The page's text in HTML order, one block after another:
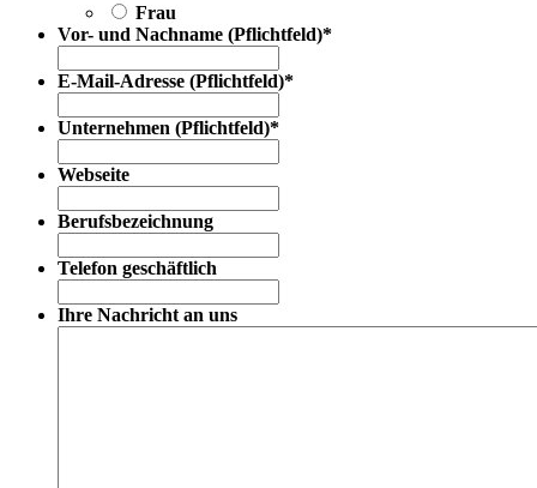
Frau
Vor- und Nachname (Pflichtfeld)*
E-Mail-Adresse (Pflichtfeld)*
Unternehmen (Pflichtfeld)*
Webseite
Berufsbezeichnung
Telefon geschäftlich
Ihre Nachricht an uns